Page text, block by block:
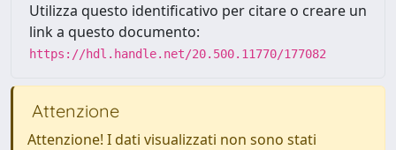
Utilizza questo identificativo per citare o creare un
link a questo documento:
https://hdl.handle.net/20.500.11770/177082
Attenzione
Attenzione! I dati visualizzati non sono stati